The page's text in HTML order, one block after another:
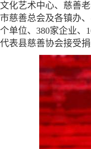
文化艺术中心、慈善
市慈善总会及各镇办
个单位、380家企业、
代表县慈善协会接受